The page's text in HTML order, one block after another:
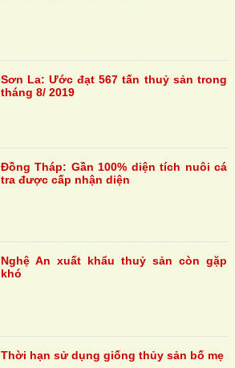
Sơn La: Ước đạt 567 tấn thuỷ sản trong
tháng 8/ 2019
Đồng Tháp: Gần 100% diện tích nuôi cá
tra được cấp nhận diện
Nghệ An xuất khẩu thuỷ sản còn gặp
khó
Thời hạn sử dụng giống thủy sản bố mẹ